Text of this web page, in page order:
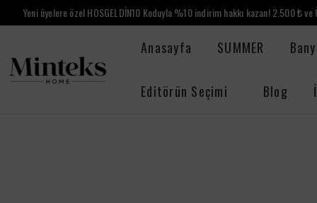
Yeni üyelere özel HOSGELDİN10 Koduyla %10 indirim hakkı kazan! 2.500 ₺
Anasayfa SUMMER
Editörün Seçimi Blog